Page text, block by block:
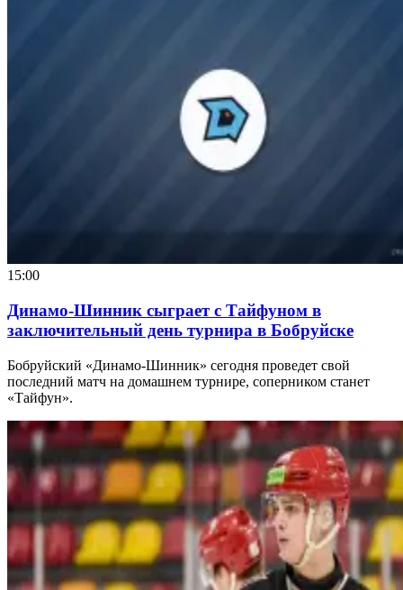
15:00
Динамо-Шинник сыграет с Тайфуном в
заключительный день турнира в Бобруйске
Бобруйский «Динамо-Шинник» сегодня проведет свой
последний матч на домашнем турнире, соперником станет
«Тайфун».